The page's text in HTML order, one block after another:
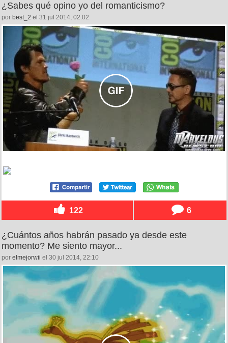
¿Sabes qué opino yo del romanticismo?
por best_2 el 31 jul 2014, 02:02
122 6
¿Cuántos años habrán pasado ya desde este
momento? Me siento mayor...
por elmejorwii el 30 jul 2014, 22:10